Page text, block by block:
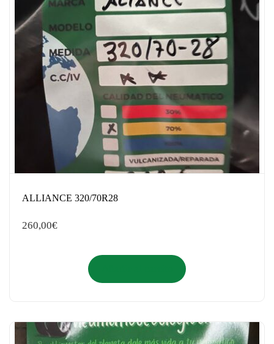
ALLIANCE 320/70R28
260,00€